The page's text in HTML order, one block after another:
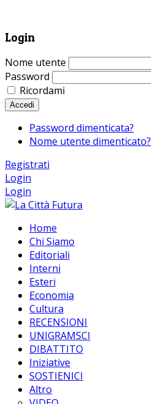
Login
Nome utente
Password
Ricordami
Accedi
Password dimenticata?
Nome utente dimenticato?
Registrati
Login
Login
Home
Chi Siamo
Editoriali
Interni
Esteri
Economia
Cultura
RECENSIONI
UNIGRAMSCI
DIBATTITO
Iniziative
SOSTIENICI
Altro